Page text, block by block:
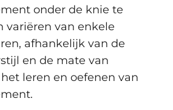
onder de knie te
variëren van enkele
afhankelijk van de
en de mate van
leren en oefenen van